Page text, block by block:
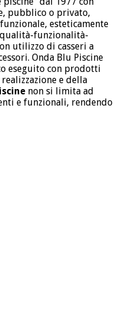
pubblico o privato,
esteticamente
funzionalità-
utilizzo di casseri a
Onda Blu Piscine
eseguito con prodotti
e della
non si limita ad
e funzionali, rendendo